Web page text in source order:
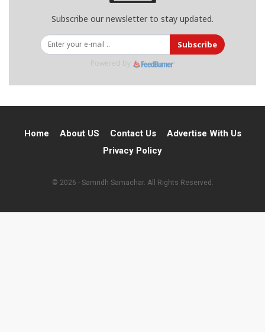
Subscribe our newsletter to stay updated.
Subscribe
Home About US Contact Us
Advertise With Us
Privacy Policy
© 2026 - Samridh Samachar. All Rights Reserved.